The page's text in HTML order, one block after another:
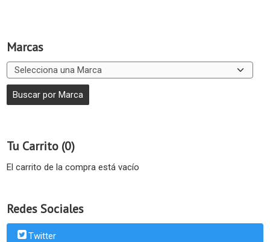
Marcas
Tu Carrito (0)
El carrito de la compra está vacío
Redes Sociales
Twitter